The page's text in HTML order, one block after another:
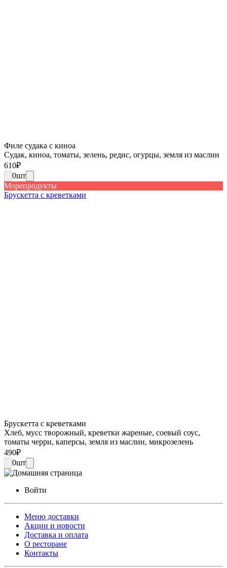
Филе судака с киноа
Судак, киноа, томаты, зелень, редис, огурцы, земля из маслин
610₽
0шт
Морепродукты
Брускетта с креветками
Брускетта с креветками
Хлеб, мусс творожный, креветки жареные, соевый соус,
томаты черри, каперсы, земля из маслин, микрозелень
490₽
0шт
Войти
Меню доставки
Акции и новости
Доставка и оплата
О ресторане
Контакты